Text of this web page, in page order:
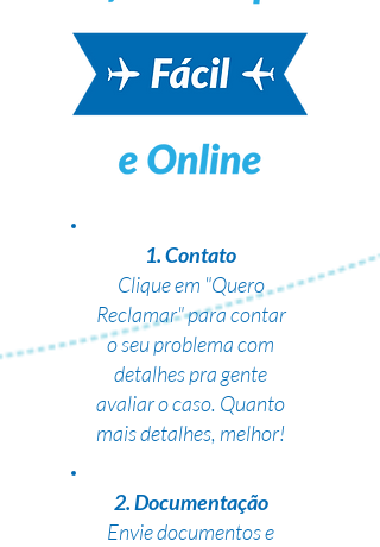
1. Contato
Clique em "Quero
Reclamar" para contar
o seu problema com
detalhes pra gente
avaliar o caso. Quanto
mais detalhes, melhor!
2. Documentação
Envie documentos e